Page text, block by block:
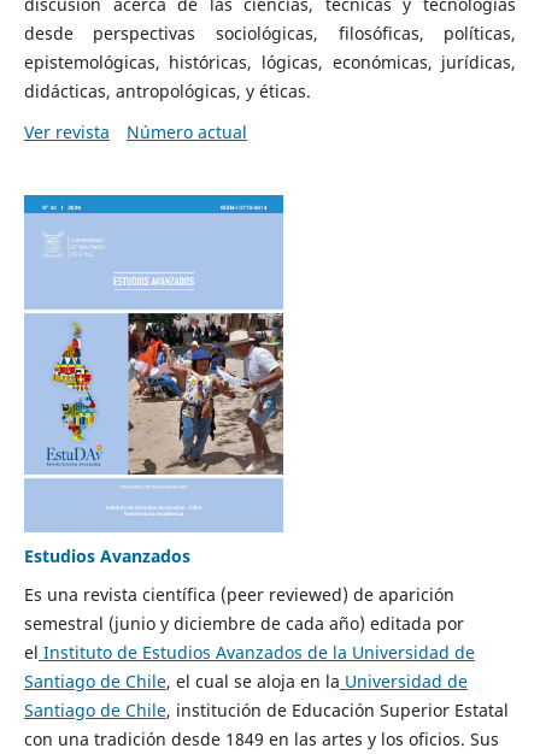
desde perspectivas sociológicas, filosóficas, políticas,
epistemológicas, históricas, lógicas, económicas, jurídicas,
didácticas, antropológicas, y éticas.
Ver revista
Número actual
Estudios Avanzados
Es una revista científica (peer reviewed) de aparición
semestral (junio y diciembre de cada año) editada por
el Instituto de Estudios Avanzados de la Universidad de
Santiago de Chile, el cual se aloja en la Universidad de
Santiago de Chile, institución de Educación Superior Estatal
con una tradición desde 1849 en las artes y los oficios. Sus